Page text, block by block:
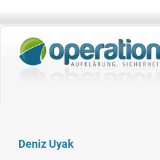
springen
Deniz Uyak